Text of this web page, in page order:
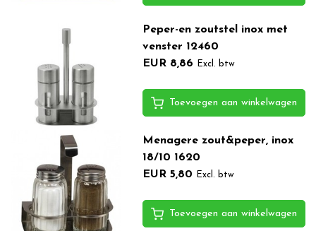
Peper-en zoutstel inox met
venster 12460
EUR 8,86
Excl. btw
Toevoegen aan winkelwagen
Menagere zout&peper, inox
18/10 1620
EUR 5,80
Excl. btw
Toevoegen aan winkelwagen